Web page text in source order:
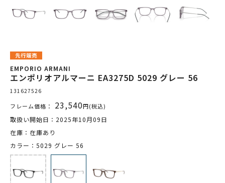
EMPORIO ARMANI
エンポリオアルマーニ EA3275D 5029 グレー 56
131627526
フレーム価格： 23,540円(税込)
取扱い開始日：2025年10月09日
在庫：在庫あり
カラー：5029 グレー 56